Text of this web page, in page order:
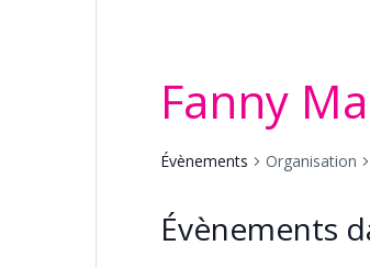
Fanny
Évènements Organisation
Évènements